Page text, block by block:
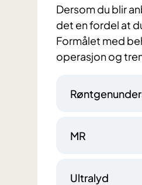
Dersom du blir
det en fordel at
Formålet med
operasjon og
MR
Ultralyd